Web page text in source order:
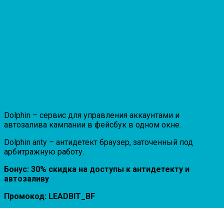
Dolphin – сервис для управления аккаунтами и
автозалива кампании в фейсбук в одном окне.
Dolphin anty – антидетект браузер, заточенный под
арбитражную работу.
Бонус: 30% скидка на доступы к антидетекту и
автозаливу
Промокод: LEADBIT_BF